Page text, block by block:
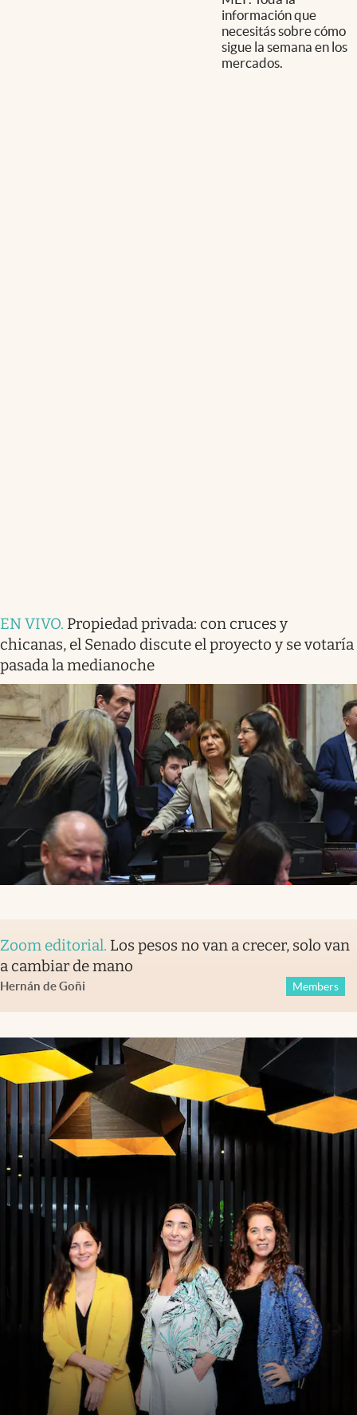
información que
necesitás sobre cómo
sigue la semana en los
mercados.
EN VIVO. Propiedad privada: con cruces y
chicanas, el Senado discute el proyecto y se votaría
pasada la medianoche
Zoom editorial. Los pesos no van a crecer, solo van
a cambiar de mano
Hernán de Goñi Members